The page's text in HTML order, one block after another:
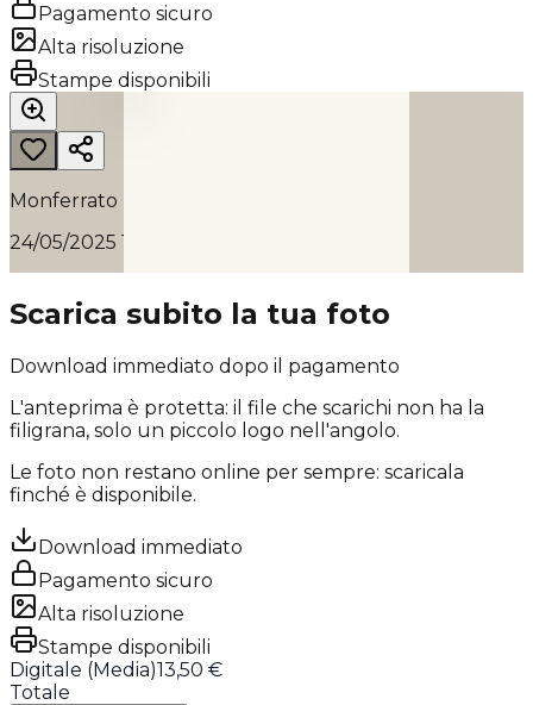
Pagamento sicuro
Alta risoluzione
Stampe disponibili
Monferrato
24/05/2025 11:17
Scarica subito la tua foto
Download immediato dopo il pagamento
L'anteprima è protetta: il file che scarichi non ha la
filigrana, solo un piccolo logo nell'angolo.
Le foto non restano online per sempre: scaricala
finché è disponibile.
Download immediato
Pagamento sicuro
Alta risoluzione
Stampe disponibili
Digitale (Media)13,50 €
Totale